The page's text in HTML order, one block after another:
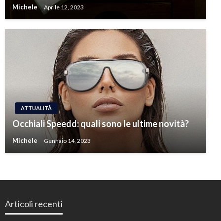
Michele Aprile 12, 2023
ATTUALITÀ
Occhiali Speedd: quali sono le ultime novità?
Michele Gennaio 14, 2023
Articoli recenti